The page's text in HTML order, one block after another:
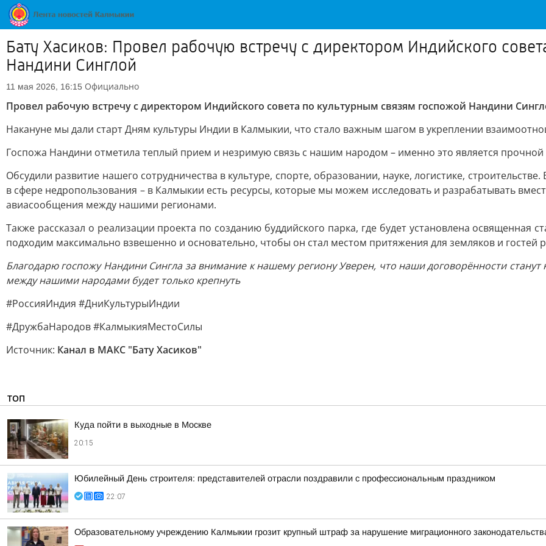
Бату Хасиков: Провел рабочую встречу с директором Индийского
Нандини Синглой
11 мая 2026, 16:15 Официально
Провел рабочую встречу с директором Индийского совета по культурным связям госпожой Нандини
Накануне мы дали старт Дням культуры Индии в Калмыкии, что стало важным шагом в укреплении
Госпожа Нандини отметила теплый прием и незримую связь с нашим народом – именно это является
Обсудили развитие нашего сотрудничества в культуре, спорте, образовании, науке, логистике,
в сфере недропользования – в Калмыкии есть ресурсы, которые мы можем исследовать и разрабатывать
авиасообщения между нашими регионами.
Также рассказал о реализации проекта по созданию буддийского парка, где будет установлена освященная
подходим максимально взвешенно и основательно, чтобы он стал местом притяжения для земляков и гостей
Благодарю госпожу Нандини Сингла за внимание к нашему регионуУверен, что наши договорённости
между нашими народами будет только крепнуть
#РоссияИндия #ДниКультурыИндии
#ДружбаНародов #КалмыкияМестоСилы
Источник: Канал в МАКС "Бату Хасиков"
ТОП
Куда пойти в выходные в Москве
20:15
Юбилейный День строителя: представителей отрасли поздравили с профессиональным праздником
22:07
Образовательному учреждению Калмыкии грозит крупный штраф за нарушение миграционного